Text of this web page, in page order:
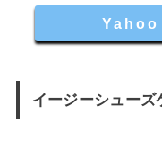
Yahoo
イージーシューズ